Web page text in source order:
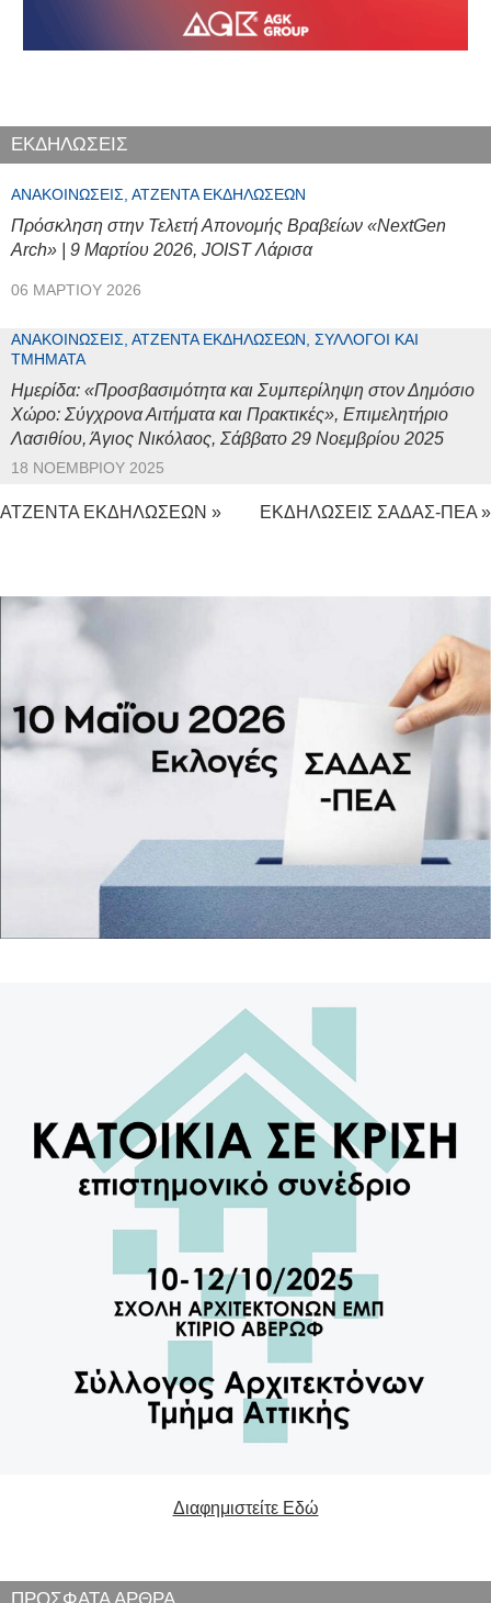
ΕΚΔΗΛΩΣΕΙΣ
ΑΝΑΚΟΙΝΏΣΕΙΣ, ΑΤΖΈΝΤΑ ΕΚΔΗΛΏΣΕΩΝ
Πρόσκληση στην Τελετή Απονομής Βραβείων «NextGen
Arch» | 9 Μαρτίου 2026, JOIST Λάρισα
06 ΜΑΡΤΊΟΥ 2026
ΑΝΑΚΟΙΝΏΣΕΙΣ, ΑΤΖΈΝΤΑ ΕΚΔΗΛΏΣΕΩΝ, ΣΎΛΛΟΓΟΙ ΚΑΙ
ΤΜΉΜΑΤΑ
Ημερίδα: «Προσβασιμότητα και Συμπερίληψη στον Δημόσιο
Χώρο: Σύγχρονα Αιτήματα και Πρακτικές», Επιμελητήριο
Λασιθίου, Άγιος Νικόλαος, Σάββατο 29 Νοεμβρίου 2025
18 ΝΟΕΜΒΡΊΟΥ 2025
ΑΤΖΕΝΤΑ ΕΚΔΗΛΩΣΕΩΝ » ΕΚΔΗΛΩΣΕΙΣ ΣΑΔΑΣ-ΠΕΑ »
Διαφημιστείτε Εδώ